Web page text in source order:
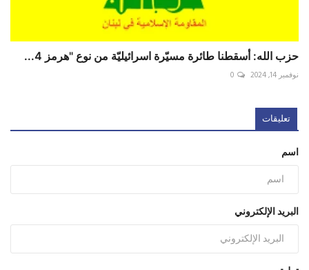
حزب الله: أسقطنا طائرة مسيّرة اسرائيليّة من نوع "هرمز 4...
نوفمبر 14, 2024 0
تعليقات
اسم
البريد الإلكتروني